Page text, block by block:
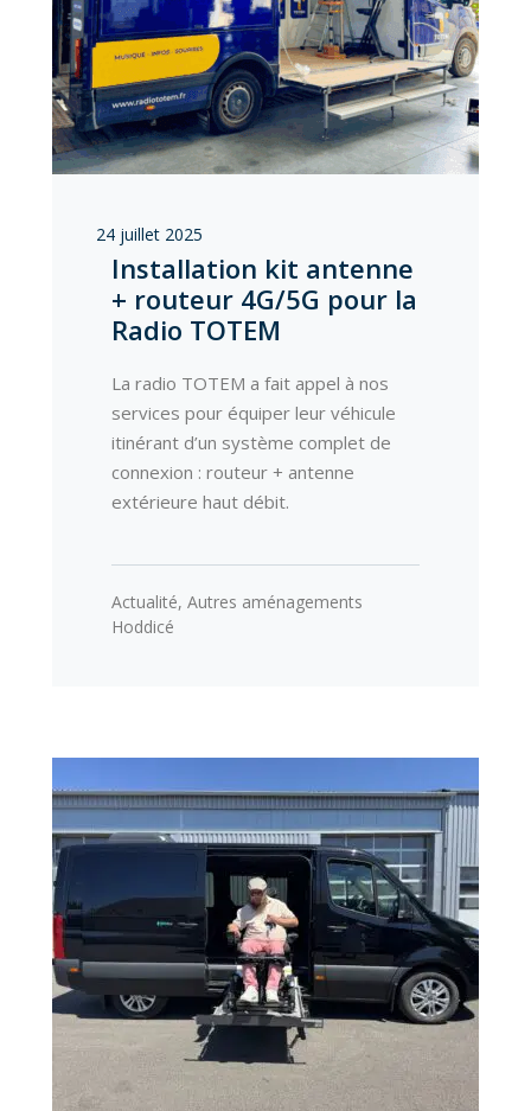
24 juillet 2025
Installation kit antenne
+ routeur 4G/5G pour la
Radio TOTEM
La radio TOTEM a fait appel à nos
services pour équiper leur véhicule
itinérant d’un système complet de
connexion : routeur + antenne
extérieure haut débit.
Actualité, Autres aménagements
Hoddicé